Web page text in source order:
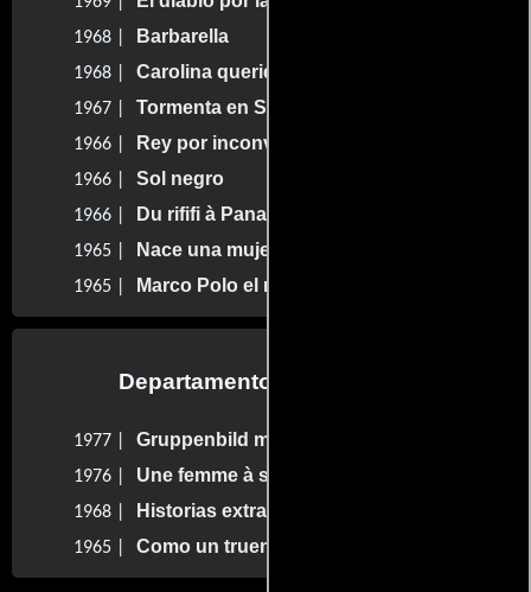
1968 | Barbarella
1968 | Carolina querida
1967 | Tormenta en San Petersburgo
1966 | Rey por inconveniencia
1966 | Sol negro
1966 | Du rififi à Paname
1965 | Nace una mujer
1965 | Marco Polo el magnífico
Departamento de vestuario
1977 | Gruppenbild mit Dame
1976 | Une femme à sa fenêtre
1968 | Historias extraordinarias
1965 | Como un trueno